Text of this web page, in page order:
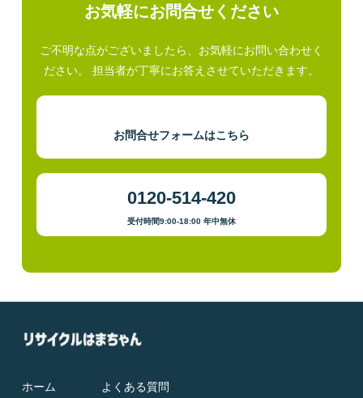
お気軽にお問合せください
ご不明な点がございましたら、お気軽にお問い合わせく
ださい。 担当者が丁寧にお答えさせていただきます。
お問合せフォームはこちら
0120-514-420
受付時間9:00-18:00 年中無休
ホーム よくある質問